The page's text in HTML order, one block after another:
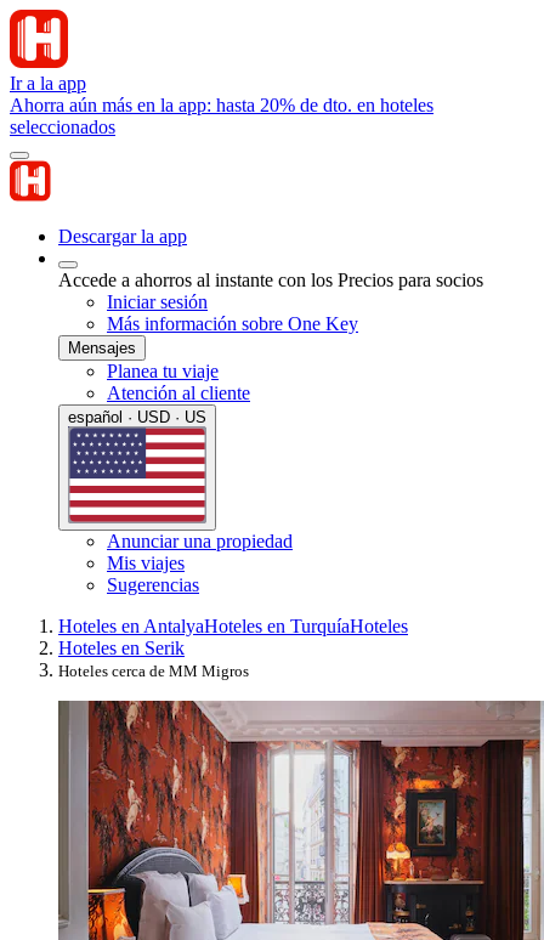
Ir a la app
Ahorra aún más en la app: hasta 20% de dto. en hoteles
seleccionados
Descargar la app
Accede a ahorros al instante con los Precios para socios
Iniciar sesión
Más información sobre One Key
Mensajes
Planea tu viaje
Atención al cliente
español · USD · US
Anunciar una propiedad
Mis viajes
Sugerencias
Hoteles en AntalyaHoteles en TurquíaHoteles
Hoteles en Serik
Hoteles cerca de MM Migros